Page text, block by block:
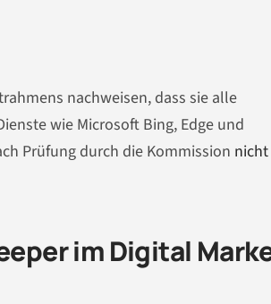
nachweisen, dass sie alle
wie Microsoft Bing, Edge und
Prüfung durch die Kommission nicht
im Digital